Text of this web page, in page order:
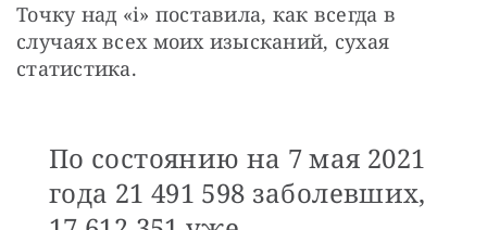
Точку над «i» поставила, как всегда в
случаях всех моих изысканий, сухая
статистика.
По состоянию на 7 мая 2021
года 21 491 598 заболевших,